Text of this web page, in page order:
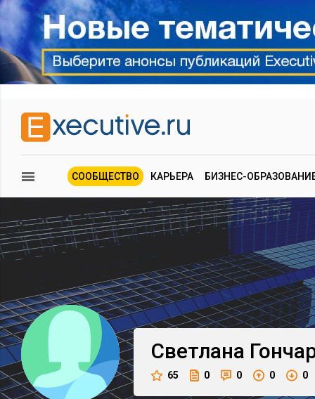
СООБЩЕСТВО КАРЬЕРА БИЗНЕС-
Светлана
65 0 0 0 0